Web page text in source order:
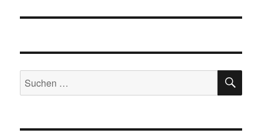
Suchen
nach: